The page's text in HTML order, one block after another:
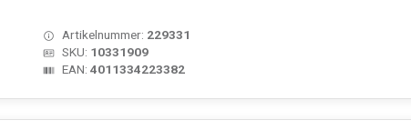
Artikelnummer: 229331
SKU: 10331909
EAN:4011334223382